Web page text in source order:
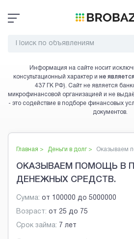
Информация на сайте носит
консультационный характер и не
437 ГК РФ). Сайт не является
микрофинансовой организацией и не
- это содействие в подборе финансовых
документов.
Главная > Деньги в долг> Оказываем
ОКАЗЫВАЕМ ПОМОЩЬ В
ДЕНЕЖНЫХ СРЕДСТВ.
Сумма: от 100000 до 5000000
Возраст: от 25 до 75
Срок займа: 7 лет